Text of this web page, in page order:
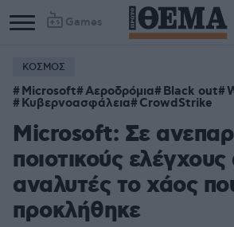
Games
ΚΟΣΜΟΣ
Microsoft Αεροδρόμια Black out
Κυβερνοασφάλεια CrowdStrike
Microsoft: Σε
ποιοτικούς
αναλυτές το χάος
προκλήθηκε